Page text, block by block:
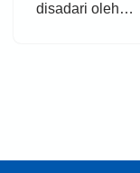
disadari oleh…